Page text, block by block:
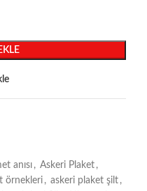
anısı , Askeri Plaket ,
örnekleri , askeri plaket şilt ,